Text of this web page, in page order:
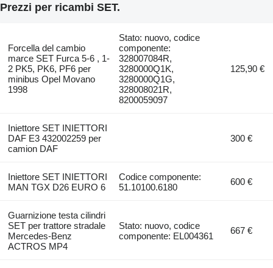
Prezzi per ricambi SET.
Forcella del cambio
marce SET Furca 5-6 , 1-
2 PK5, PK6, PF6 per
minibus Opel Movano
1998
Stato: nuovo, codice
componente:
328007084R,
3280000Q1K,
3280000Q1G,
328008021R,
8200059097
125,90 €
Iniettore SET INIETTORI
DAF E3 432002259 per
camion DAF
300 €
Iniettore SET INIETTORI
MAN TGX D26 EURO 6
Codice componente:
51.10100.6180
600 €
Guarnizione testa cilindri
SET per trattore stradale
Mercedes-Benz
ACTROS MP4
Stato: nuovo, codice
componente: EL004361
667 €